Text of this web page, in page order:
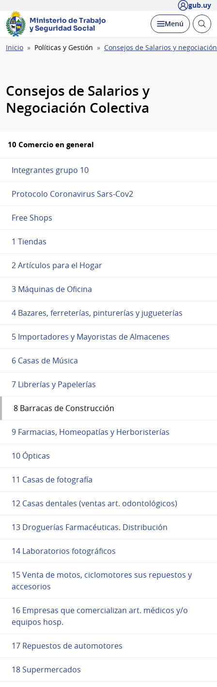
gub.uy
Ministerio de Trabajo
y Seguridad Social
Desplegar
Menú Abrir
Ruta
Inicio Políticas y Gestión Consejos de Salarios y
Consejos de Salarios y
Negociación Colectiva
10 Comercio en general
Integrantes grupo 10
Protocolo Coronavirus Sars-Cov2
Free Shops
1 Tiendas
2 Artículos para el Hogar
3 Máquinas de Oficina
4 Bazares, ferreterías, pinturerías y jugueterías
5 Importadores y Mayoristas de Almacenes
6 Casas de Música
7 Librerías y Papelerías
8 Barracas de Construcción
9 Farmacias, Homeopatías y Herboristerías
10 Ópticas
11 Casas de fotografía
12 Casas dentales (ventas art. odontológicos)
13 Droguerías Farmacéuticas. Distribución
14 Laboratorios fotográficos
15 Venta de motos, ciclomotores sus repuestos y
accesorios
16 Empresas que comercializan art. médicos y/o
equipos hosp.
17 Repuestos de automotores
18 Supermercados